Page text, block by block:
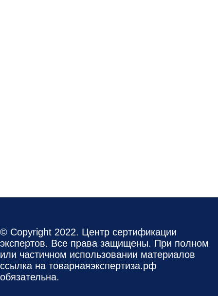
© Copyright 2022. Центр сертификации
экспертов. Все права защищены. При полном
или частичном использовании материалов
ссылка на товарнаяэкспертиза.рф
обязательна.